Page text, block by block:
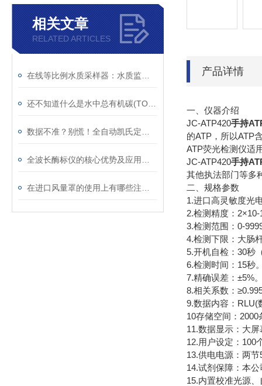
相关文章
RELATED ARTICLES
产品详情
一、仪器介绍
JC-ATP420手持
的ATP，所以ATP
ATP荧光检测仪适
JC-ATP420手持
其他执法部门等多
二、规格参数
1.进口高灵敏度光
2.检测精度：2×10-
3.检测范围：0-
4.检测下限：大肠
5.开机自检：30秒
6.检测时间：15秒
7.精确误差：±5%
8.相关系数：
9.数据内容：RLU(
10存储空间：
11.数据显示：大
12.用户设定：100
13.供电电源：两
14.试剂保障：本
15.内置校准光源